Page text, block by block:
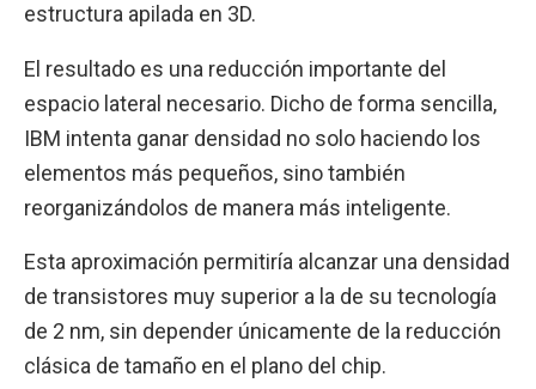
estructura apilada en 3D.
El resultado es una reducción importante del
espacio lateral necesario. Dicho de forma sencilla,
IBM intenta ganar densidad no solo haciendo los
elementos más pequeños, sino también
reorganizándolos de manera más inteligente.
Esta aproximación permitiría alcanzar una densidad
de transistores muy superior a la de su tecnología
de 2 nm, sin depender únicamente de la reducción
clásica de tamaño en el plano del chip.